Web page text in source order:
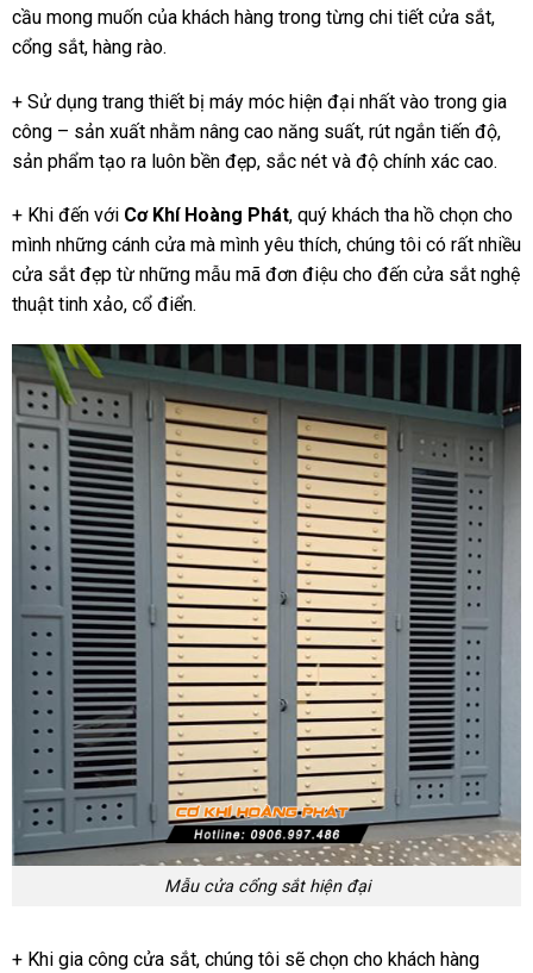
cầu mong muốn của khách hàng trong từng chi tiết cửa sắt,
cổng sắt, hàng rào.
+ Sử dụng trang thiết bị máy móc hiện đại nhất vào trong gia
công – sản xuất nhằm nâng cao năng suất, rút ngắn tiến độ,
sản phẩm tạo ra luôn bền đẹp, sắc nét và độ chính xác cao.
+ Khi đến với Cơ Khí Hoàng Phát, quý khách tha hồ chọn cho
mình những cánh cửa mà mình yêu thích, chúng tôi có rất nhiều
cửa sắt đẹp từ những mẫu mã đơn điệu cho đến cửa sắt nghệ
thuật tinh xảo, cổ điển.
Mẫu cửa cổng sắt hiện đại
+ Khi gia công cửa sắt, chúng tôi sẽ chọn cho khách hàng